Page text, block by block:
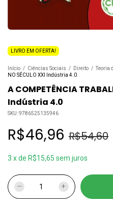
LIVRO EM OFERTA!
Início / Ciências Sociais / Direito / Teoria
NO SÉCULO XXI Indústria 4.0
A COMPETÊNCIA
Indústria 4.0
SKU:9786525135946
R$46,96 R$54,60
3 xde R$15,65 sem juros